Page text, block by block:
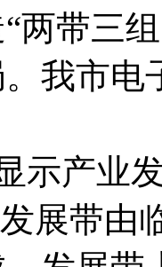
两带三
我市电
示产业
展带由